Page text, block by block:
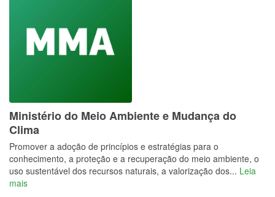
Ministério do Meio Ambiente e Mudança do
Clima
Promover a adoção de princípios e estratégias para o
conhecimento, a proteção e a recuperação do meio ambiente, o
uso sustentável dos recursos naturais, a valorização dos... Leia
mais